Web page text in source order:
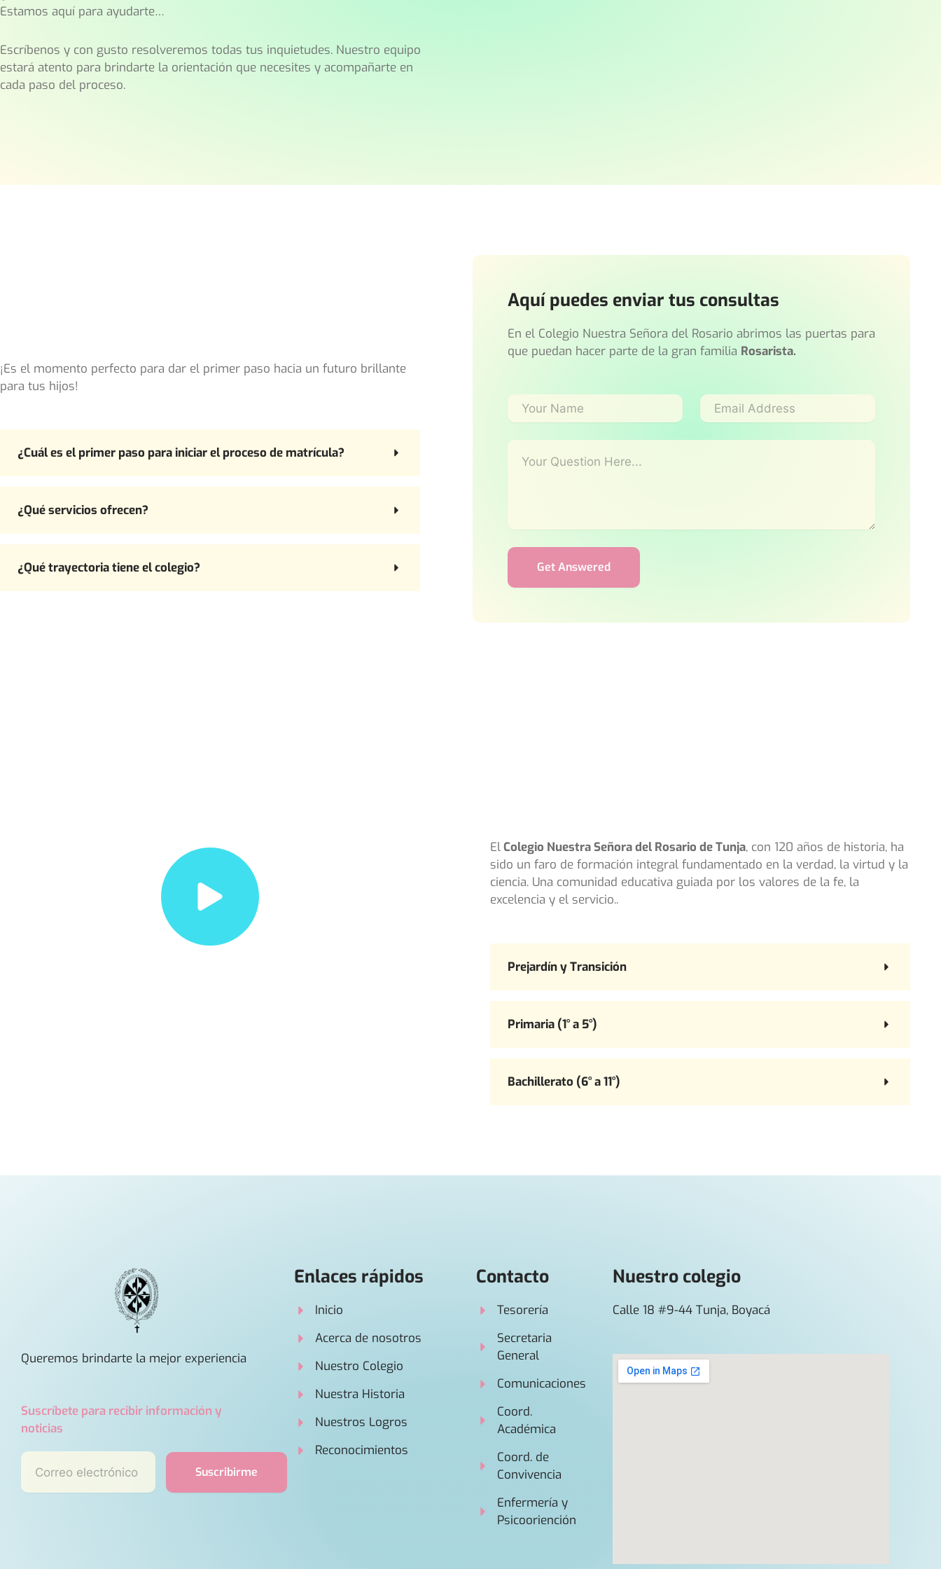
Estamos aquí para ayudarte…
Escríbenos y con gusto resolveremos todas tus inquietudes. Nuestro equipo
estará atento para brindarte la orientación que necesites y acompañarte en
cada paso del proceso.
¡Es el momento perfecto para dar el primer paso hacia un futuro brillante
para tus hijos!
¿Cuál es el primer paso para iniciar el proceso de matrícula?
¿Qué servicios ofrecen?
¿Qué trayectoria tiene el colegio?
Aquí puedes enviar tus consultas
En el Colegio Nuestra Señora del Rosario abrimos las puertas para
que puedan hacer parte de la gran familia Rosarista.
Your
Name
Email
Address
Question
Get Answered
ElColegio Nuestra Señora del Rosario de Tunja, con 120 años de historia, ha
sido un faro de formación integral fundamentado en la verdad, la virtud y la
ciencia. Una comunidad educativa guiada por los valores de la fe, la
excelencia y el servicio..
Prejardín y Transición
Primaria (1° a 5°)
Bachillerato (6° a 11°)
Queremos brindarte la mejor experiencia
Suscríbete para recibir información y
noticias
Correo
Suscribirme
Enlaces rápidos
Inicio
Acerca de nosotros
Nuestro Colegio
Nuestra Historia
Nuestros Logros
Reconocimientos
Contacto
Tesorería
Secretaria
General
Comunicaciones
Coord.
Académica
Coord. de
Convivencia
Enfermería y
Psicooriención
Nuestro colegio
Calle 18 #9-44 Tunja, Boyacá